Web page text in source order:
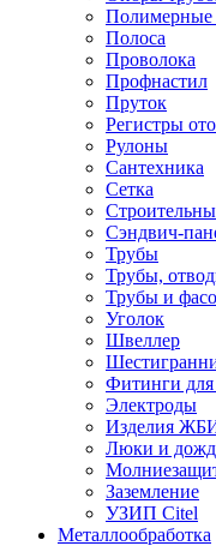
Полимерные
Полоса
Проволока
Профнастил
Пруток
Регистры
Рулоны
Сантехника
Сетка
Сэндвич-
Трубы
Трубы,
Трубы и
Уголок
Швеллер
Фитинги
Электроды
Изделия
Люки и
Заземление
УЗИП Citel
Металлообработка